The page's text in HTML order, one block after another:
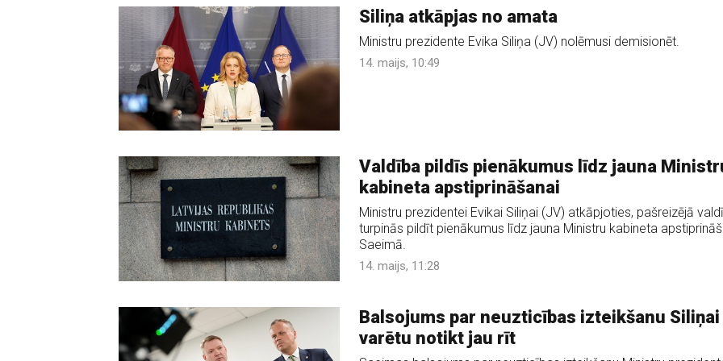
Siliņa atkāpjas no amata
Ministru prezidente Evika Siliņa (JV) nolēmusi demisionēt.
14. maijs, 10:49
Valdība pildīs pienākumus līdz jauna
kabineta apstiprināšanai
Ministru prezidentei Evikai Siliņai (JV) atkāpjoties, pašreizējā
turpinās pildīt pienākumus līdz jauna Ministru kabineta
Saeimā.
14. maijs, 11:28
Balsojums par neuzticības izteikšanu Siliņai
varētu notikt jau rīt